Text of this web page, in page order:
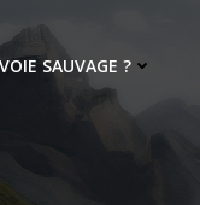
SAUVAGE ?